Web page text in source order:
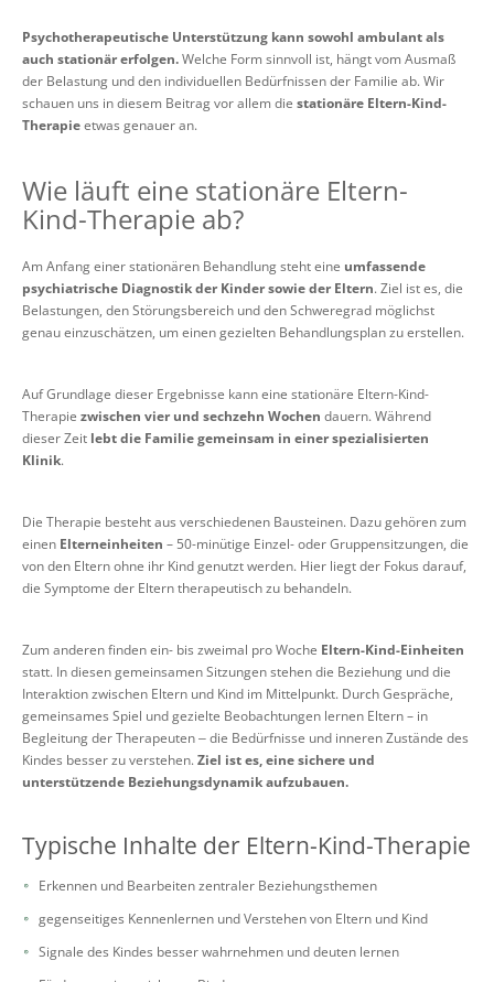
Psychotherapeutische Unterstützung kann sowohl ambulant als
auch stationär erfolgen.Welche Form sinnvoll ist, hängt vom Ausmaß
der Belastung und den individuellen Bedürfnissen der Familie ab. Wir
schauen uns in diesem Beitrag vor allem die stationäre Eltern-Kind-
Therapieetwas genauer an.
Wie läuft eine stationäre Eltern-
Kind-Therapie ab?
Am Anfang einer stationären Behandlung steht eine umfassende
psychiatrische Diagnostik der Kinder sowie der Eltern. Ziel ist es, die
Belastungen, den Störungsbereich und den Schweregrad möglichst
genau einzuschätzen, um einen gezielten Behandlungsplan zu erstellen.
Auf Grundlage dieser Ergebnisse kann eine stationäre Eltern-Kind-
Therapie zwischen vier und sechzehn Wochen dauern. Während
dieser Zeit lebt die Familie gemeinsam in einer spezialisierten
Klinik.
Die Therapie besteht aus verschiedenen Bausteinen. Dazu gehören zum
einen Elterneinheiten – 50-minütige Einzel- oder Gruppensitzungen, die
von den Eltern ohne ihr Kind genutzt werden. Hier liegt der Fokus darauf,
die Symptome der Eltern therapeutisch zu behandeln.
Zum anderen finden ein- bis zweimal pro Woche Eltern-Kind-Einheiten
statt. In diesen gemeinsamen Sitzungen stehen die Beziehung und die
Interaktion zwischen Eltern und Kind im Mittelpunkt. Durch Gespräche,
gemeinsames Spiel und gezielte Beobachtungen lernen Eltern – in
Begleitung der Therapeuten ‒ die Bedürfnisse und inneren Zustände des
Kindes besser zu verstehen.Ziel ist es, eine sichere und
unterstützende Beziehungsdynamik aufzubauen.
Typische Inhalte der Eltern-Kind-Therapie
Erkennen und Bearbeiten zentraler Beziehungsthemen
gegenseitiges Kennenlernen und Verstehen von Eltern und Kind
Signale des Kindes besser wahrnehmen und deuten lernen